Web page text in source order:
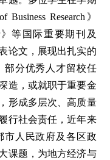
Research》
》等国际重要期刊及
论文，展现出扎实的
部分优秀人才留校任
造，或就职于重要金
形成多层次、高质量
行社会责任，近年来
市人民政府及各区政
课题，为地方经济与